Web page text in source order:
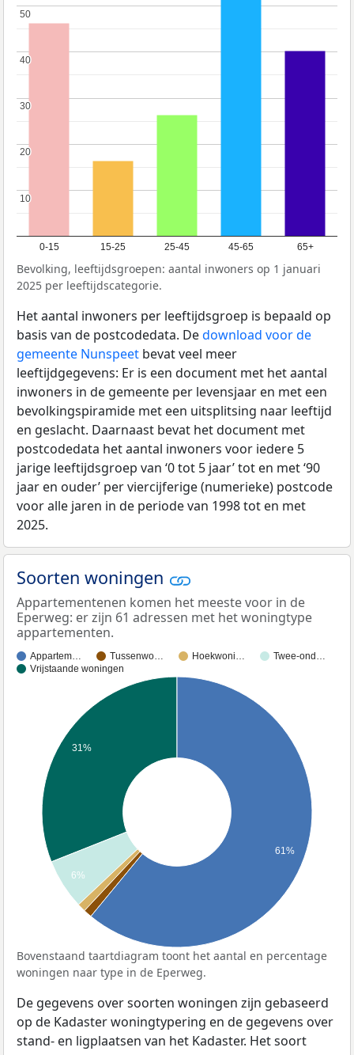
0-15 15-25 25-45 45-65 65+
10
10
20
20
30
30
40
40
50
50
Bevolking, leeftijdsgroepen: aantal inwoners op 1 januari
2025 per leeftijdscategorie.
Het aantal inwoners per leeftijdsgroep is bepaald op
basis van de postcodedata. Dedownload voor de
gemeente Nunspeet bevat veel meer
leeftijdgegevens: Er is een document met het aantal
inwoners in de gemeente per levensjaar en met een
bevolkingspiramide met een uitsplitsing naar leeftijd
en geslacht. Daarnaast bevat het document met
postcodedata het aantal inwoners voor iedere 5
jarige leeftijdsgroep van ‘0 tot 5 jaar’ tot en met ‘90
jaar en ouder’ per viercijferige (numerieke) postcode
voor alle jaren in de periode van 1998 tot en met
2025.
Soorten woningen
Appartementenen komen het meeste voor in de
Eperweg: er zijn 61 adressen met het woningtype
appartementen.
Appartem… Tussenwo… Hoekwoni…
Twee-ond…
Vrijstaande woningen
31%
6%
61%
Bovenstaand taartdiagram toont het aantal en percentage
woningen naar type in de Eperweg.
De gegevens over soorten woningen zijn gebaseerd
op de Kadaster woningtypering en de gegevens over
stand- en ligplaatsen van het Kadaster. Het soort